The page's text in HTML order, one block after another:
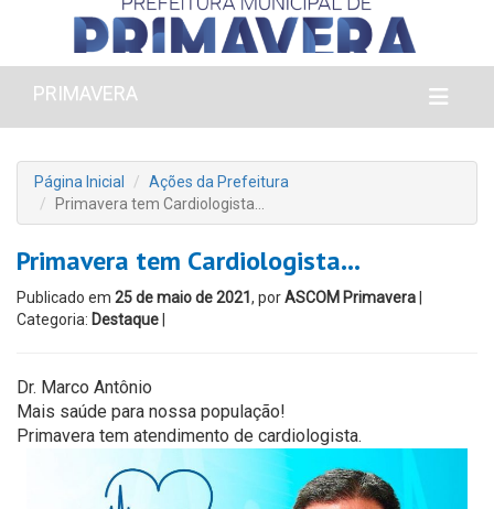
PRIMAVERA
Página Inicial
Ações da Prefeitura
Primavera tem Cardiologista…
Primavera tem Cardiologista…
Publicado em 25 de maio de 2021 , porASCOM Primavera
Categoria: Destaque
Dr. Marco Antônio
Mais saúde para nossa população!
Primavera tem atendimento de cardiologista.